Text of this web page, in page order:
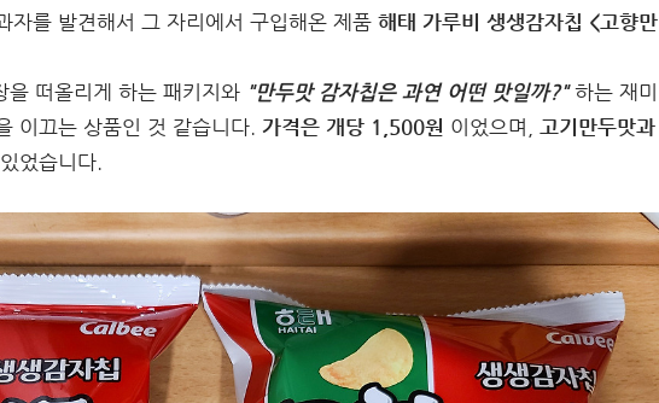
자를 발견해서 그 자리에서 구입해온 제품 해태 가루비 생생감자칩 <고향만
을 떠올리게 하는 패키지와 "만두맛 감자칩은 과연 어떤 맛일까?"하는 재미
이끄는 상품인 것 같습니다. 가격은 개당 1,500원 이었으며, 고기만두맛과
었습니다.